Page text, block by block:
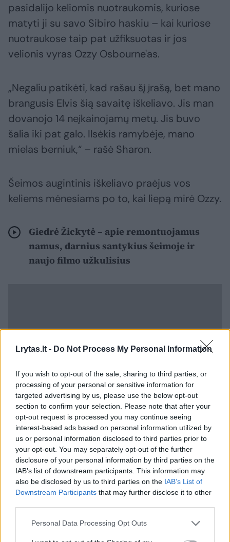
Lrytas.lt - Do Not Process My Personal Information
If you wish to opt-out of the sale, sharing to third parties, or
processing of your personal or sensitive information for
targeted advertising by us, please use the below opt-out
section to confirm your selection. Please note that after your
opt-out request is processed you may continue seeing
interest-based ads based on personal information utilized by
us or personal information disclosed to third parties prior to
your opt-out. You may separately opt-out of the further
disclosure of your personal information by third parties on the
IAB’s list of downstream participants. This information may
also be disclosed by us to third parties on the IAB’s List of
Downstream Participants that may further disclose it to other
Personal Data Processing Opt Outs
pasidalijo keliomis nuotraukomis, kuriose
matyti ji su savo Sibiro haskiu – kai kuriose
nuotraukose taip pat užfiksuotas ir jos
velionis vyras Ozzy Osbourne'as.
„Negaliu patikėti, kad rašau šį įrašą, bet mano
brangusis Elvis šią savaitę iškeliavo. Jis man
dovanojo 14 neįkainojamų metų. Jis buvo
šalia iki pat galo. Ilsėkis ramybėje, mano
mielas berniuk,“ – rašė Sharon.
Šeimos augintinis iškeliavo praėjus vos
keliems mėnesiams po to, kai liepą mirė Ozzy.
Giedrė Žickytė – apie remontuojamus
namus, darnius santykius šeimoje ir
naujo filmo užkulisius
O dar anksčiau 2024-ųjų rugpjūtį, Sharon ir
Ozzy neteko dar vieno šeimos augintinio – 15
metų Pomeranijos špico Rocky.
Po vyro mirties gedinti Sharon pirmą kartą
prabilo rugsėjį, pasidalydama vaizdo įrašu,
kuriame ji ir dukra Kelly lankėsi sakalų